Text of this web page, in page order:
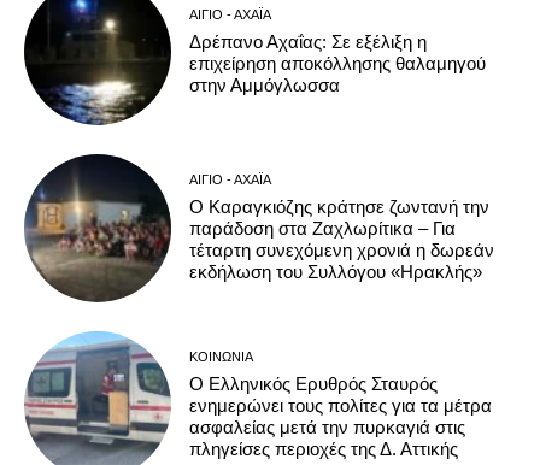
ΑΊΓΙΟ - ΑΧΑΪ́Α
Δρέπανο Αχαΐας: Σε εξέλιξη η
επιχείρηση αποκόλλησης θαλαμηγού
στην Αμμόγλωσσα
ΑΊΓΙΟ - ΑΧΑΪ́Α
Ο Καραγκιόζης κράτησε ζωντανή την
παράδοση στα Ζαχλωρίτικα – Για
τέταρτη συνεχόμενη χρονιά η δωρεάν
εκδήλωση του Συλλόγου «Ηρακλής»
ΚΟΙΝΩΝΊΑ
Ο Ελληνικός Ερυθρός Σταυρός
ενημερώνει τους πολίτες για τα μέτρα
ασφαλείας μετά την πυρκαγιά στις
πληγείσες περιοχές της Δ. Αττικής